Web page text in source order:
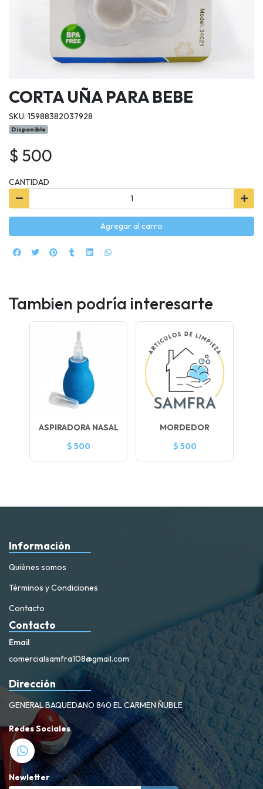
CORTA UÑA PARA BEBE
SKU: 15988382037928
Disponible
$ 500
CANTIDAD
Agregar al carro
Tambien podría interesarte
ASPIRADORA NASAL
$ 500
MORDEDOR
$ 500
Información
Quiénes somos
Términos y Condiciones
Contacto
Contacto
Email
comercialsamfra108@gmail.com
Dirección
GENERAL BAQUEDANO 840 EL CARMEN ÑUBLE
Redes Sociales
Newletter